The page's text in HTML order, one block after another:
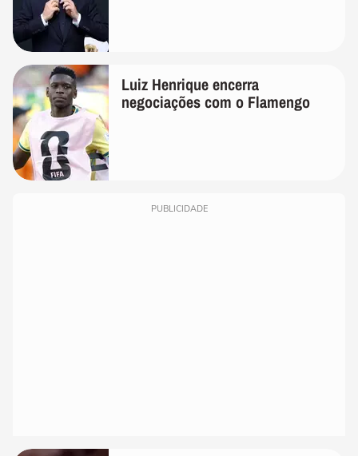
Luiz Henrique encerra
negociações com o Flamengo
PUBLICIDADE